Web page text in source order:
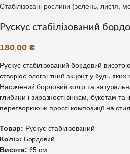
Стабілізовані рослини (зелень, листя,
Рускус стабілізований
180,00 ₴
Рускус стабілізований бордовий
створює елегантний акцент у будь-яких
Насичений бордовий колір та
глибини і виразності вінкам, букетам та
перетворюючи прості композиції на
Товар: Рускус стабілізований
Колір: Бордовий
Висота: 65 см